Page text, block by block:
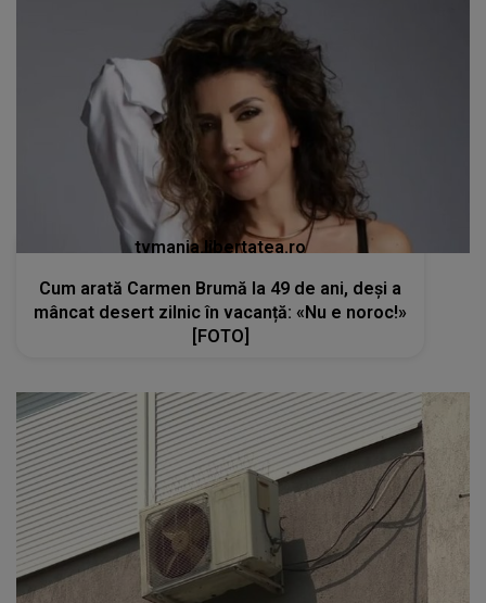
tvmania.libertatea.ro
Cum arată Carmen Brumă la 49 de ani, deși a
mâncat desert zilnic în vacanță: «Nu e noroc!»
[FOTO]